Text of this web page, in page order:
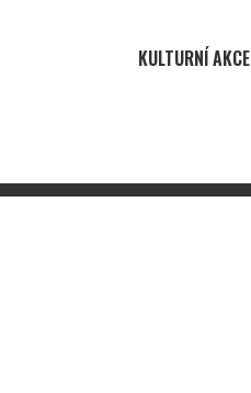
KULTURNÍ AKCE